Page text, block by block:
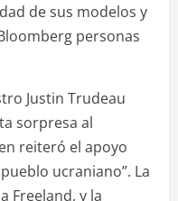
de sus modelos y
personas
Justin Trudeau
sorpresa al
reiteró el apoyo
ucraniano”. La
Freeland, y la